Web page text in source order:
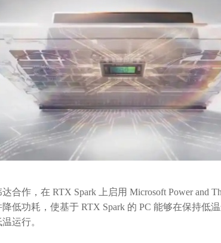
作，在 RTX Spark 上启用 Microsoft Power and
低功耗，使基于 RTX Spark 的 PC 能够在保持低
运行。